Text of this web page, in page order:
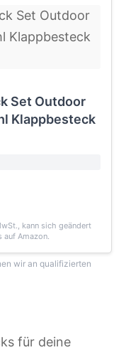
Set Outdoor
Klappbesteck
kann sich geändert
Amazon.
wir an qualifizierten
für deine